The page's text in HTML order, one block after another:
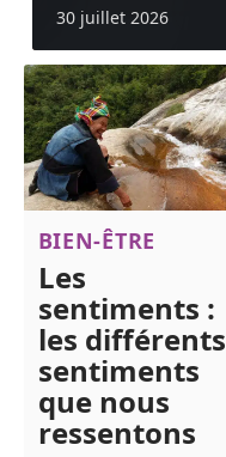
30 juillet 2026
BIEN-ÊTRE
Les
sentiments :
les différents
sentiments
que nous
ressentons